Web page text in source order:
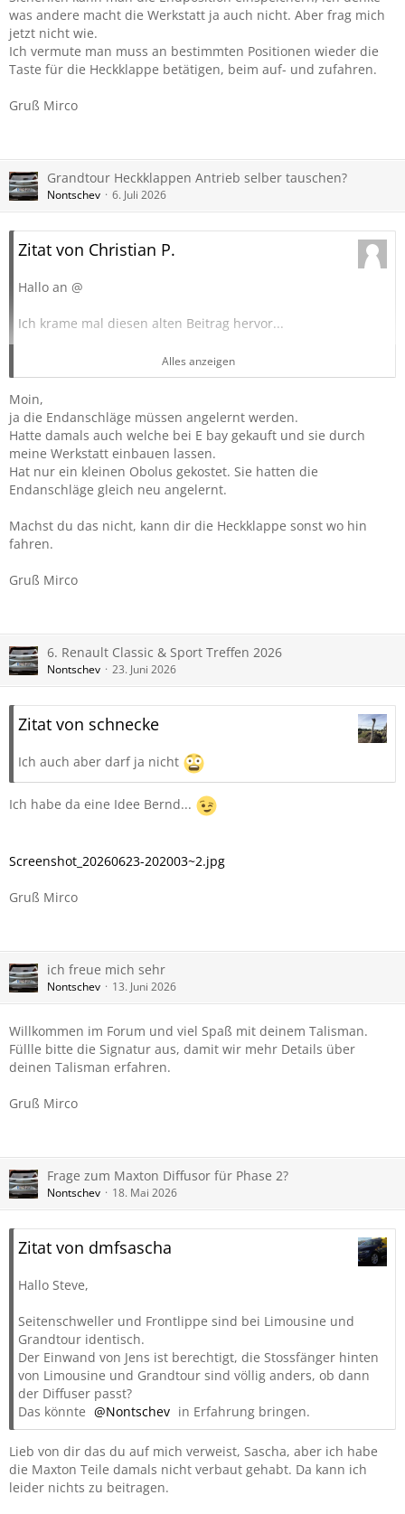
Termin habe?
was andere macht die Werkstatt ja auch nicht. Aber frag mich
jetzt nicht wie.
Ich vermute man muss an bestimmten Positionen wieder die
Taste für die Heckklappe betätigen, beim auf- und zufahren.
Gruß Mirco
Grandtour Heckklappen Antrieb selber tauschen?
Nontschev 6. Juli 2026
Zitat von Christian P.
Hallo an @
Ich krame mal diesen alten Beitrag hervor...
Wenn die Heckklappe sich öffnet, bis in Endposition, fährt
sie selbstständig wieder ein kleines Stück herunter (hab mir
schon öfters den Kopf dran gestoßen). Keine Geräusche,
leichtgängiges schließen und öffnen.
Endposition wurde mehrfach neu abgespeichert.
ein ähnliches Verhalten, Problem?
Bucht bei ca. 160€/2 Stück.
Danke für eure Antworten.
Alles anzeigen
Moin,
ja die Endanschläge müssen angelernt werden.
Hatte damals auch welche bei E bay gekauft und sie durch
meine Werkstatt einbauen lassen.
Hat nur ein kleinen Obolus gekostet. Sie hatten die
Endanschläge gleich neu angelernt.
Machst du das nicht, kann dir die Heckklappe sonst wo hin
fahren.
Gruß Mirco
6. Renault Classic & Sport Treffen 2026
Nontschev 23. Juni 2026
Zitat von schnecke
Ich auch aber darf ja nicht
Ich habe da eine Idee Bernd...
Screenshot_20260623-202003~2.jpg
Gruß Mirco
ich freue mich sehr
Nontschev 13. Juni 2026
Willkommen im Forum und viel Spaß mit deinem Talisman.
Füllle bitte die Signatur aus, damit wir mehr Details über
deinen Talisman erfahren.
Gruß Mirco
Frage zum Maxton Diffusor für Phase 2?
Nontschev 18. Mai 2026
Zitat von dmfsascha
Hallo Steve,
Seitenschweller und Frontlippe sind bei Limousine und
Grandtour identisch.
Der Einwand von Jens ist berechtigt, die Stossfänger hinten
von Limousine und Grandtour sind völlig anders, ob dann
der Diffuser passt?
Das könnte
Nontschev in Erfahrung bringen.
Lieb von dir das du auf mich verweist, Sascha, aber ich habe
die Maxton Teile damals nicht verbaut gehabt. Da kann ich
leider nichts zu beitragen.